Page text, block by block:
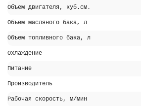
Объем двигателя, куб.см.
Объем масляного бака, л
Объем топливного бака, л
Охлаждение
Питание
Производитель
Рабочая скорость, м/мин